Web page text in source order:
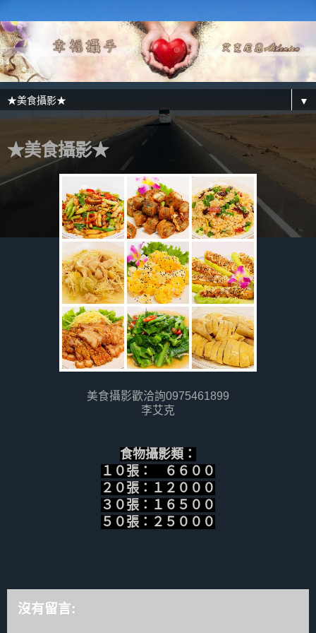
▼
★美食攝影★
美食攝影歡洽詢0975461899
李艾克
食物攝影類：
１０張： ６６００
２０張：１２０００
３０張：１６５００
５０張：２５０００
沒有留言: